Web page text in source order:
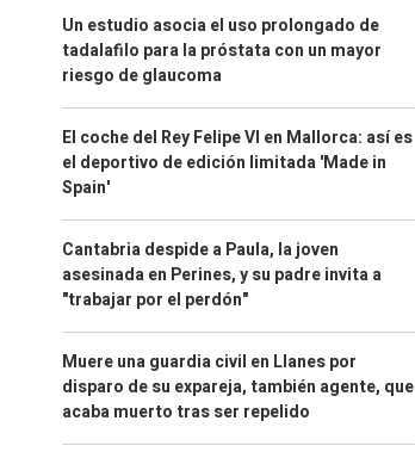
Un estudio asocia el uso prolongado de
tadalafilo para la próstata con un mayor
riesgo de glaucoma
El coche del Rey Felipe VI en Mallorca: así es
el deportivo de edición limitada 'Made in
Spain'
Cantabria despide a Paula, la joven
asesinada en Perines, y su padre invita a
"trabajar por el perdón"
Muere una guardia civil en Llanes por
disparo de su expareja, también agente, que
acaba muerto tras ser repelido